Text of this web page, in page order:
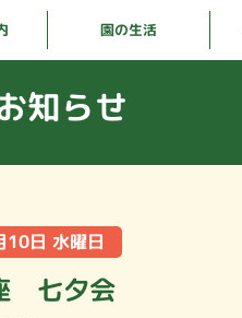
園の生活
知らせ
日 水曜日
七夕会